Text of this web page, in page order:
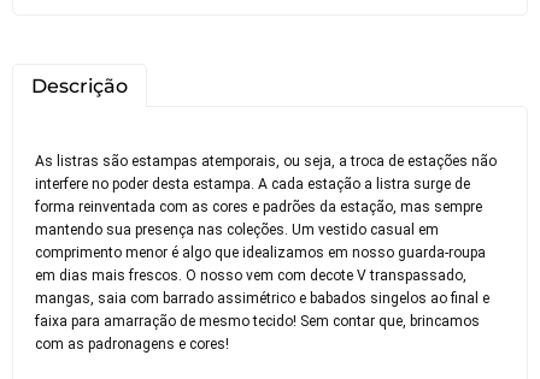
Descrição
As listras são estampas atemporais, ou seja, a troca de estações não
interfere no poder desta estampa. A cada estação a listra surge de
forma reinventada com as cores e padrões da estação, mas sempre
mantendo sua presença nas coleções. Um vestido casual em
comprimento menor é algo que idealizamos em nosso guarda-roupa
em dias mais frescos. O nosso vem com decote V transpassado,
mangas, saia com barrado assimétrico e babados singelos ao final e
faixa para amarração de mesmo tecido! Sem contar que, brincamos
com as padronagens e cores!